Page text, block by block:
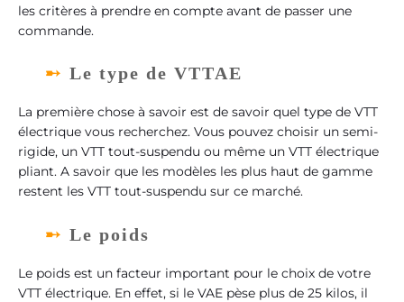
les critères à prendre en compte avant de passer une
commande.
Le type de VTTAE
La première chose à savoir est de savoir quel type de VTT
électrique vous recherchez. Vous pouvez choisir un semi-
rigide, un VTT tout-suspendu ou même un VTT électrique
pliant. A savoir que les modèles les plus haut de gamme
restent les VTT tout-suspendu sur ce marché.
Le poids
Le poids est un facteur important pour le choix de votre
VTT électrique. En effet, si le VAE pèse plus de 25 kilos, il